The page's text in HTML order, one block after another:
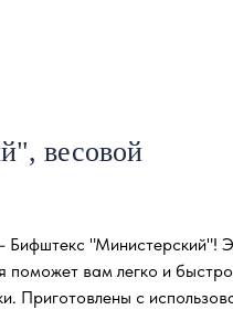
весовой
Бифштекс "Министерский"!
поможет вам легко и
Приготовлены с